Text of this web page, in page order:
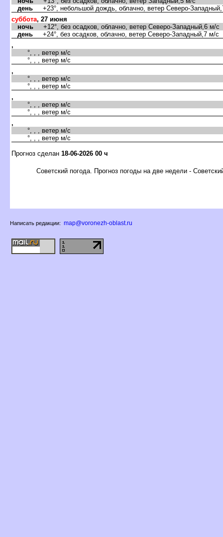
день +23°, небольшой дождь, облачно, ветер Северо-
суббота, 27 июня
ночь +12°, без осадков, облачно, ветер Северо-Западный,6 м/с
день +24°, без осадков, облачно, ветер Северо-Западный,7 м/с
,
°, , , ветер м/с
°, , , ветер м/с
,
°, , , ветер м/с
°, , , ветер м/с
,
°, , , ветер м/с
°, , , ветер м/с
,
°, , , ветер м/с
°, , , ветер м/с
Прогноз сделан 18-06-2026 00 ч
Советский погода. Прогноз погоды на две недели -
Написать редакции: map@voronezh-oblast.ru